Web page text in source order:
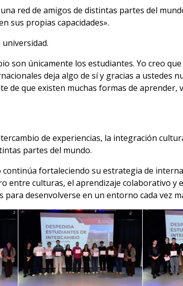
red de amigos de distintas partes del
sus propias capacidades».
son únicamente los estudiantes. Yo creo
deja algo de sí y gracias a ustedes
de que existen muchas formas de aprender,
de experiencias, la integración
partes del mundo.
fortaleciendo su estrategia de
entre culturas, el aprendizaje colaborativo y
desenvolverse en un entorno cada vez